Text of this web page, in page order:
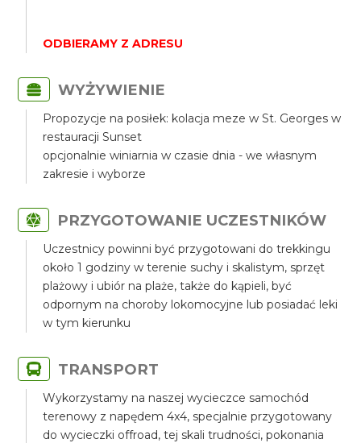
ODBIERAMY Z ADRESU
WYŻYWIENIE
Propozycje na posiłek: kolacja meze w St. Georges w
restauracji Sunset
opcjonalnie winiarnia w czasie dnia - we własnym
zakresie i wyborze
PRZYGOTOWANIE UCZESTNIKÓW
Uczestnicy powinni być przygotowani do trekkingu
około 1 godziny w terenie suchy i skalistym, sprzęt
plażowy i ubiór na plaże, także do kąpieli, być
odpornym na choroby lokomocyjne lub posiadać leki
w tym kierunku
TRANSPORT
Wykorzystamy na naszej wycieczce samochód
terenowy z napędem 4x4, specjalnie przygotowany
do wycieczki offroad, tej skali trudności, pokonania